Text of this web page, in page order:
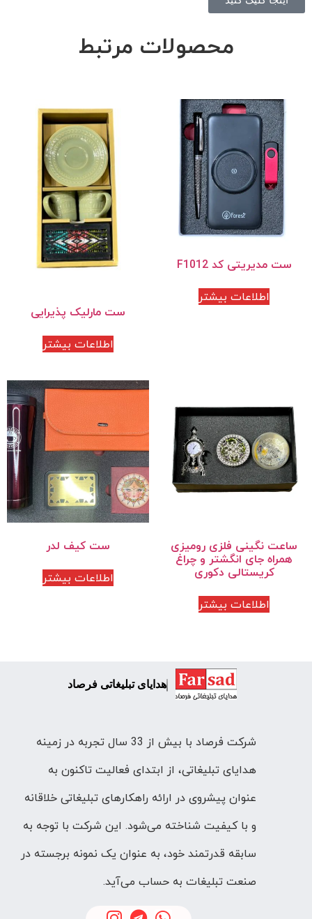
محصولات مرتبط
ست مدیریتی کد F1012
اطلاعات بیشتر
ست مارلیک پذیرایی
اطلاعات بیشتر
ساعت نگینی فلزی رومیزی
همراه جای انگشتر و چراغ
کریستالی دکوری
اطلاعات بیشتر
ست کیف لدر
اطلاعات بیشتر
هدایای تبلیغاتی فرصاد
شرکت فرصاد با بیش از 33 سال تجربه در زمینه
هدایای تبلیغاتی، از ابتدای فعالیت تاکنون به
عنوان پیشروی در ارائه راهکارهای تبلیغاتی خلاقانه
و با کیفیت شناخته می‌شود. این شرکت با توجه به
سابقه قدرتمند خود، به عنوان یک نمونه برجسته در
صنعت تبلیغات به حساب می‌آید.